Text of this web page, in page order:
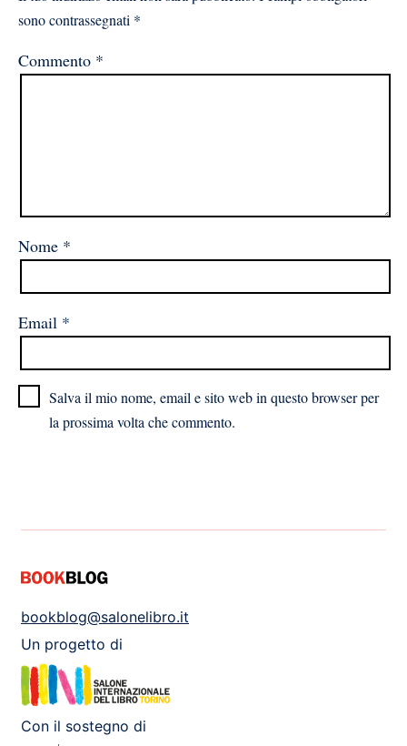
sono contrassegnati *
Commento *
Nome *
Email *
Salva il mio nome, email e sito web in questo browser per
la prossima volta che commento.
bookblog@salonelibro.it
Un progetto di
Con il sostegno di